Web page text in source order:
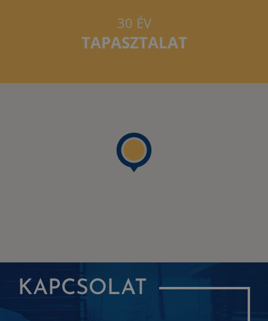
30 ÉV
TAPASZTALAT
KAPCSOLAT